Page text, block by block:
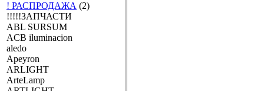
! РАСПРОДАЖА (2)
!!!!!ЗАПЧАСТИ
ABL SURSUM
ACB iluminacion
aledo
Apeyron
ARLIGHT
ArteLamp